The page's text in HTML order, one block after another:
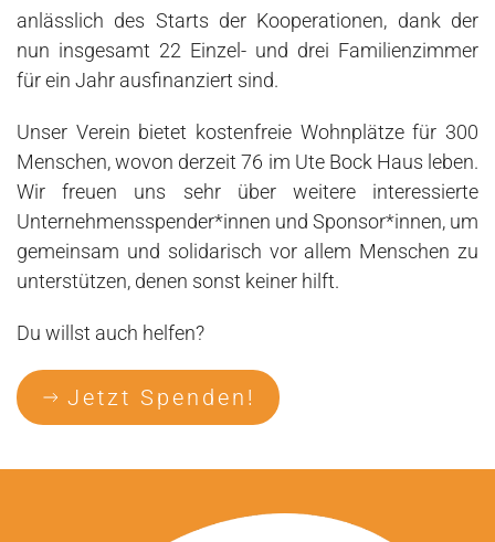
anlässlich des Starts der Kooperationen, dank der
nun insgesamt 22 Einzel- und drei Familienzimmer
für ein Jahr ausfinanziert sind.
Unser Verein bietet kostenfreie Wohnplätze für 300
Menschen, wovon derzeit 76 im Ute Bock Haus leben.
Wir freuen uns sehr über weitere interessierte
Unternehmensspender*innen und Sponsor*innen, um
gemeinsam und solidarisch vor allem Menschen zu
unterstützen, denen sonst keiner hilft.
Du willst auch helfen?
Jetzt Spenden!